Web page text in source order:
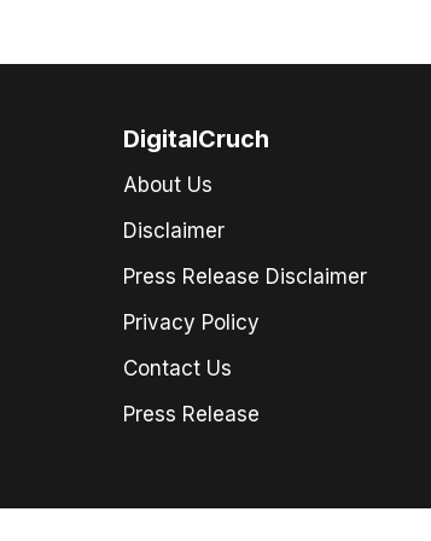
DigitalCruch
About Us
Disclaimer
Press Release Disclaimer
Privacy Policy
Contact Us
Press Release